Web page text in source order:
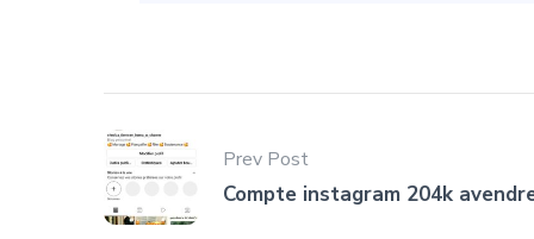
Prev Post
Compte instagram 204k